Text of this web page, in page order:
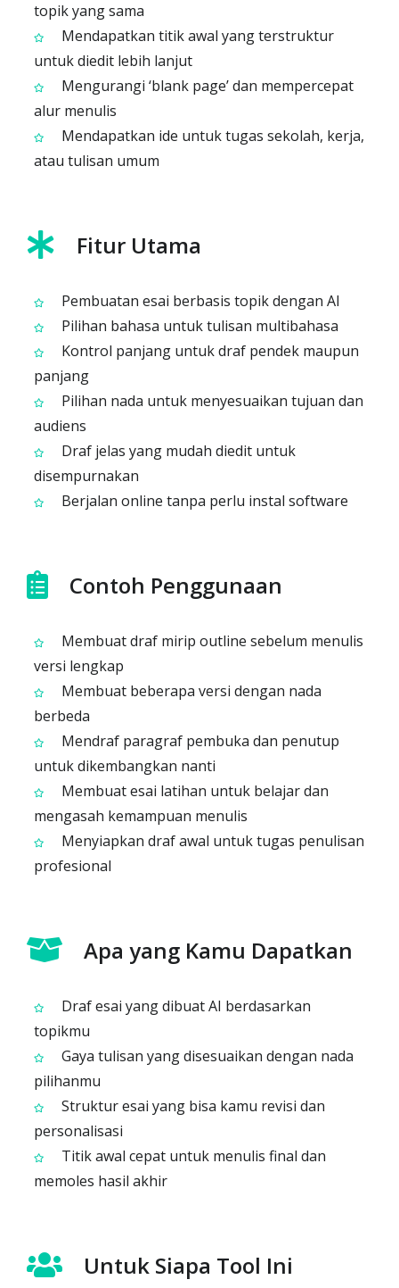
topik yang sama
Mendapatkan titik awal yang terstruktur
untuk diedit lebih lanjut
Mengurangi ‘blank page’ dan mempercepat
alur menulis
Mendapatkan ide untuk tugas sekolah, kerja,
atau tulisan umum
Fitur Utama
Pembuatan esai berbasis topik dengan AI
Pilihan bahasa untuk tulisan multibahasa
Kontrol panjang untuk draf pendek maupun
panjang
Pilihan nada untuk menyesuaikan tujuan dan
audiens
Draf jelas yang mudah diedit untuk
disempurnakan
Berjalan online tanpa perlu instal software
Contoh Penggunaan
Membuat draf mirip outline sebelum menulis
versi lengkap
Membuat beberapa versi dengan nada
berbeda
Mendraf paragraf pembuka dan penutup
untuk dikembangkan nanti
Membuat esai latihan untuk belajar dan
mengasah kemampuan menulis
Menyiapkan draf awal untuk tugas penulisan
profesional
Apa yang Kamu Dapatkan
Draf esai yang dibuat AI berdasarkan
topikmu
Gaya tulisan yang disesuaikan dengan nada
pilihanmu
Struktur esai yang bisa kamu revisi dan
personalisasi
Titik awal cepat untuk menulis final dan
memoles hasil akhir
Untuk Siapa Tool Ini